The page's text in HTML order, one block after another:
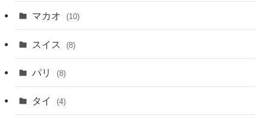
マカオ (10)
スイス (8)
パリ (8)
タイ (4)